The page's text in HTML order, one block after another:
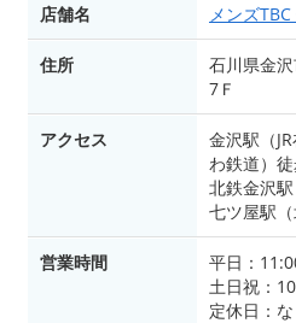
店舗名 メンズ
住所
石川県金
7Ｆ
アクセス
金沢駅（
わ鉄道）
北鉄金沢
七ツ屋駅
営業時間
平日：
土日祝：
定休日：な